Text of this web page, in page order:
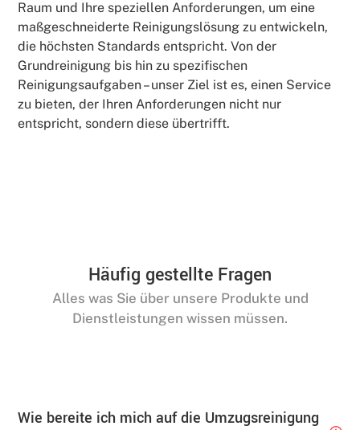
Raum und Ihre speziellen Anforderungen, um eine
maßgeschneiderte Reinigungslösung zu entwickeln,
die höchsten Standards entspricht. Von der
Grundreinigung bis hin zu spezifischen
Reinigungsaufgaben – unser Ziel ist es, einen Service
zu bieten, der Ihren Anforderungen nicht nur
entspricht, sondern diese übertrifft.
Häufig gestellte Fragen
Alles was Sie über unsere Produkte und
Dienstleistungen wissen müssen.
Wie bereite ich mich auf die Umzugsreinigung